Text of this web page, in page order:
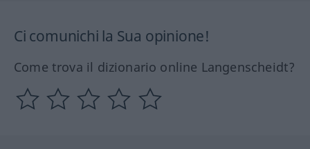
Ci comunichi la Sua opinione!
Come trova il dizionario online Langenscheidt?